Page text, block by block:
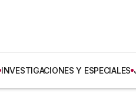
INVESTIGACIONES Y ESPECIALES